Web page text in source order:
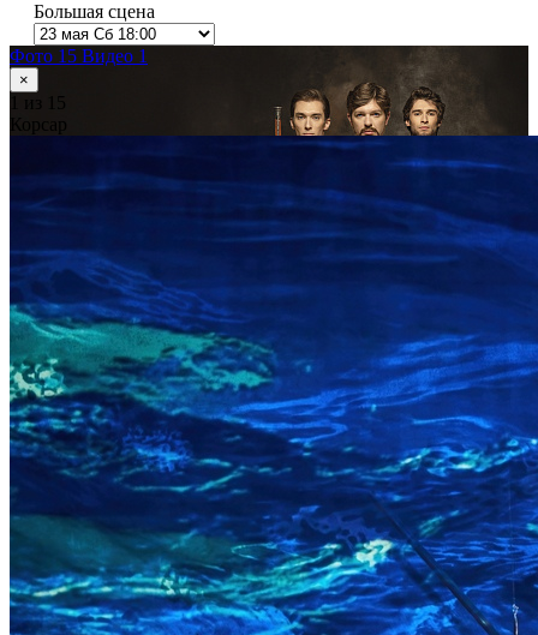
Большая сцена
Фото 15 Видео 1
×
из 15
Корсар